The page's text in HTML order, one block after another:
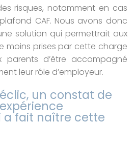
risques, notamment en cas
CAF. Nous avons donc
solution qui permettrait aux
moins prises par cette charge
parents d’être accompagné
leur rôle d’employeur.
un constat de
a fait naître cette